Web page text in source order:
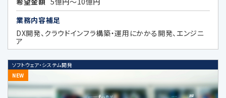
当社が第三者に本ポリシーに定める利
用目的の達成に必要な範囲内において
個人データの取扱いの全部又は一部を
委託する場合に、当該委託先に対して予
め秘密保持の義務を負わせている場合
データのハッシュ化、統計化の方法等に
より特定の個人を識別できない形式に加
業務内容補足
DX開発、クラウドインフラ構築・運用にかかる開発、エンジニ
ア
ソフトウェア・システム開発
NEW